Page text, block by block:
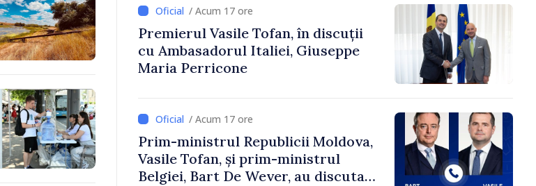
/ Acum 17 ore
Premierul Vasile Tofan, în discuții
cu Ambasadorul Italiei, Giuseppe
Maria Perricone
/ Acum 17 ore
Prim-ministrul Republicii Moldova,
Vasile Tofan, și prim-ministrul
Belgiei, Bart De Wever, au discutat